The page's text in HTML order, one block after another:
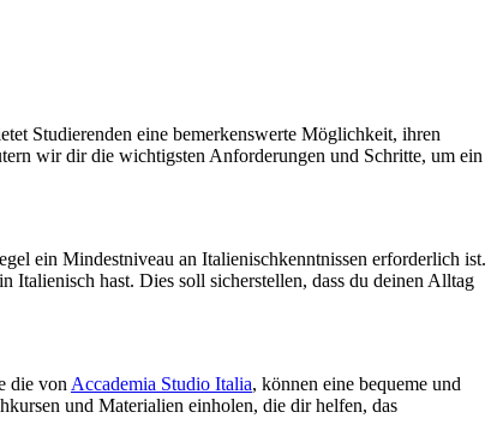
Studierenden eine bemerkenswerte Möglichkeit, ihren
wir dir die wichtigsten Anforderungen und Schritte, um ein
ein Mindestniveau an Italienischkenntnissen erforderlich ist.
Italienisch hast. Dies soll sicherstellen, dass du deinen Alltag
die von Accademia Studio Italia, können eine bequeme und
und Materialien einholen, die dir helfen, das